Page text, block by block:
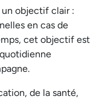
objectif clair :
en cas de
cet objectif est
de la santé,